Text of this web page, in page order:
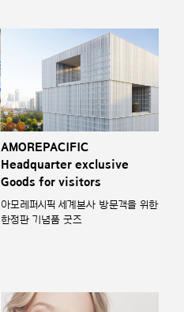
AMOREPACIFIC
Headquarter exclusive
Goods for visitors
아모레퍼시픽 세계본사 방문객을 위한
한정판 기념품 굿즈